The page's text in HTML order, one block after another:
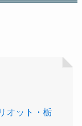
オット・栃